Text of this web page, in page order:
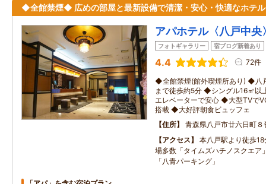
◆全館禁煙◆ 広めの部屋と最新設備で清潔・安心・快適なホテ
アパホテル〈八戸中央
フォトギャラリー 宿ブログ新着あり
4.4 72件
◆全館禁煙(館外喫煙所あり) ◆八
まで徒歩約5分 ◆シングル16㎡
エレベーターで安心 ◆大型TVで
搭載 ◆大好評朝食ビュッフェ
住所
青森県八戸市廿六日町８
アクセス
本八戸駅より徒歩
場多数「タイムズハチノスクエア
「八青パーキング」